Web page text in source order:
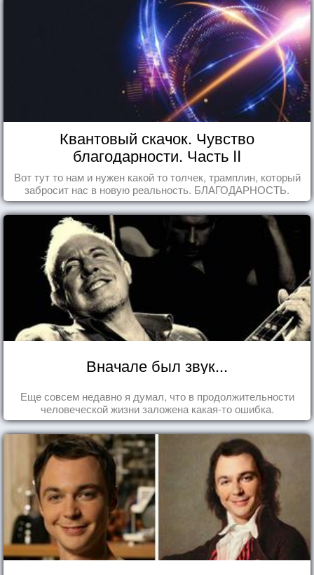
Квантовый скачок. Чувство
благодарности. Часть II
Вот тут то нам и нужен какой то толчек, трамплин, который
забросит нас в новую реальность. БЛАГОДАРНОСТЬ.
Вначале был звук...
Еще совсем недавно я думал, что в продолжительности
человеческой жизни заложена какая-то ошибка.